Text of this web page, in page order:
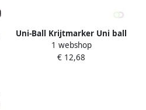
Uni-Ball Krijtmarker Uni ball
paars beitelvormige punt
van 8 mm
1 webshop
€ 12,68